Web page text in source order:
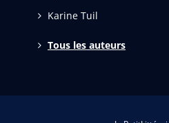
Karine Tuil
Tous les auteurs